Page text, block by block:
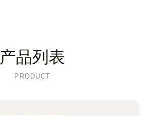
产品列表
PRODUCT